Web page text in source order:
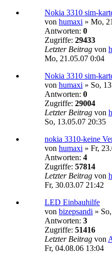
Nokia 3310 sim-
von humaxi » Mo,
Antworten: 0
Zugriffe: 29433
Letzter Beitrag von
Mo, 21.05.07 0:04
Nokia 3310 sim-
von humaxi » So,
Antworten: 0
Zugriffe: 29004
Letzter Beitrag von
So, 13.05.07 20:35
nokia 3310-keine
von humaxi » Fr,
Antworten: 4
Zugriffe: 57814
Letzter Beitrag von
Fr, 30.03.07 21:42
LED Einbauhilfe
von bizepsandi »
Antworten: 3
Zugriffe: 51416
Letzter Beitrag von
Fr, 04.08.06 13:04